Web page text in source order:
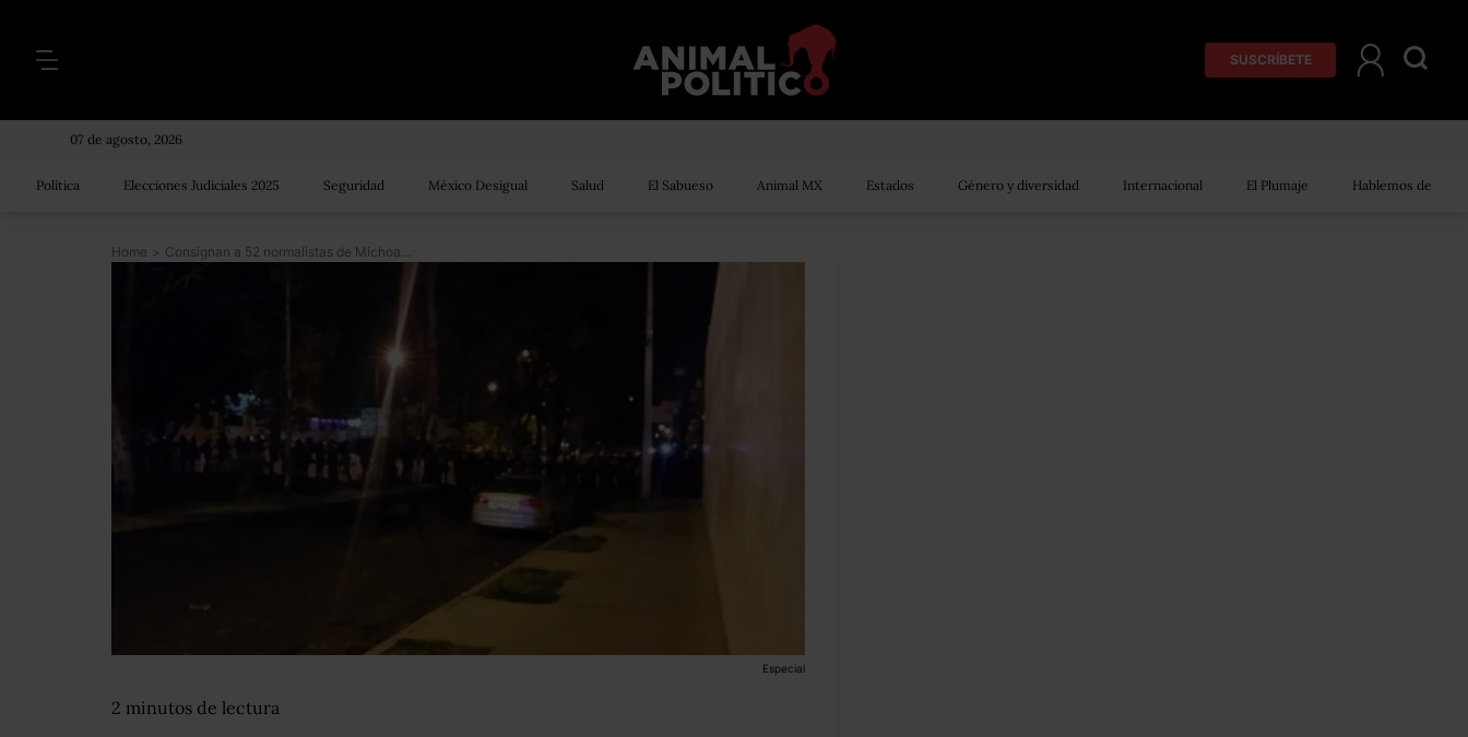
SUSCRÍBETE
07 de agosto, 2026
Política Elecciones Judiciales 2025 Seguridad México Desigual Salud El Sabueso Animal MX Estados Género y diversidad Internacional El Plumaje Hablemos de
Home > Consignan a 52 normalistas de Michoacán; los trasladan a penales de Guanajuato y Morelos
Especial
2 minutos de lectura